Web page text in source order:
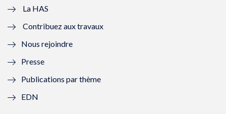
l
l
f
e
e
La HAS
Contribuez aux travaux
Nous rejoindre
Presse
Publications par thème
EDN